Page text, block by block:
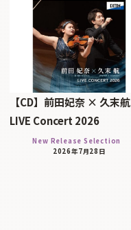
【CD】前田妃奈 × 久末航
LIVE Concert 2026
New Release Selection
2026年7月28日